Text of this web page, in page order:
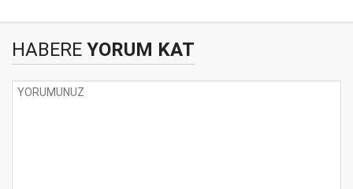
HABERE YORUM KAT